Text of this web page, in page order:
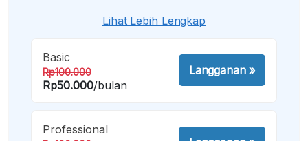
Lihat Lebih Lengkap
Basic
Rp100.000
Rp50.000/bulan
Langganan»
Professional